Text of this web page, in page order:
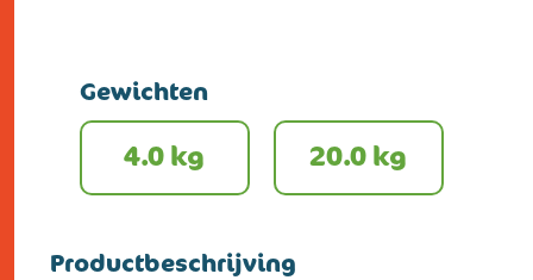
Gewichten
4.0 kg 20.0 kg
Productbeschrijving